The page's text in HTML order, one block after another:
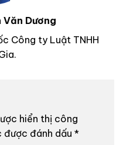
Văn Dương
Công ty Luật TNHH
hiển thị công
đánh dấu *